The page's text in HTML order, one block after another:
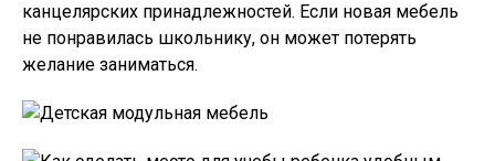
канцелярских принадлежностей. Если новая мебель
не понравилась школьнику, он может потерять
желание заниматься.